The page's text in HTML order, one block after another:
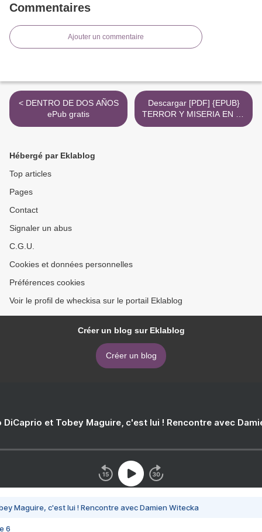
Commentaires
Ajouter un commentaire
< DENTRO DE DOS AÑOS
ePub gratis
Descargar [PDF] {EPUB}
TERROR Y MISERIA EN EL
PRIMER FRANQUISMO >
Hébergé par Eklablog
Top articles
Pages
Contact
Signaler un abus
C.G.U.
Cookies et données personnelles
Préférences cookies
Voir le profil de wheckisa sur le portail Eklablog
Créer un blog sur Eklablog
Créer un blog
DiCaprio et Tobey Maguire, c'est lui ! Rencontre avec
Maguire, c'est lui ! Rencontre avec Damien Witecka
6